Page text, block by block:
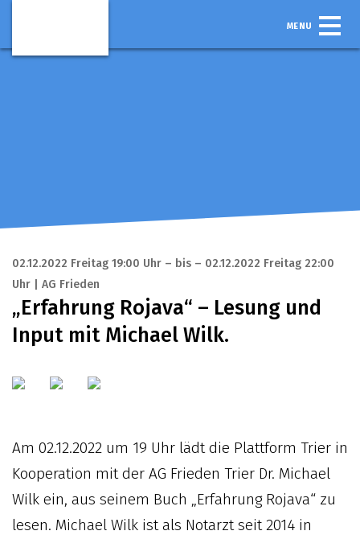
MENU
02.12.2022 Freitag 19:00 Uhr – bis – 02.12.2022 Freitag 22:00
Uhr | AG Frieden
„Erfahrung Rojava“ – Lesung und
Input mit Michael Wilk.
Am 02.12.2022 um 19 Uhr lädt die Plattform Trier in
Kooperation mit der AG Frieden Trier Dr. Michael
Wilk ein, aus seinem Buch „Erfahrung Rojava“ zu
lesen. Michael Wilk ist als Notarzt seit 2014 in